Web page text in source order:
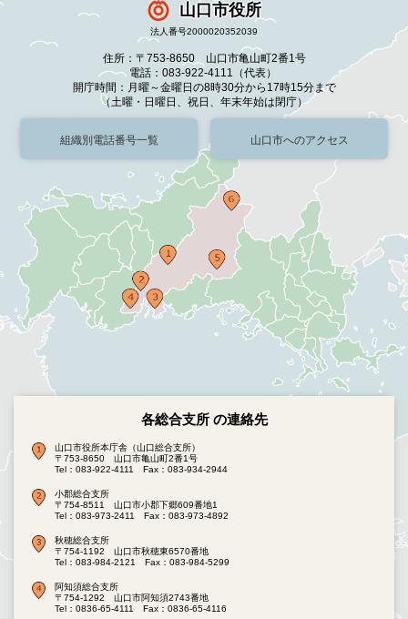
山口市役所
法人番号2000020352039
住所：〒753-8650 山口市亀山町2番1号
電話：083-922-4111（代表）
開庁時間：月曜～金曜日の8時30分から17時15分まで
（土曜・日曜日、祝日、年末年始は閉庁）
組織別電話番号一覧 山口市へのアクセス
各総合支所 の連絡先
山口市役所本庁舎（山口総合支所）
〒753-8650 山口市亀山町2番1号
Tel：083-922-4111
Fax：083-934-2944
小郡総合支所
〒754-8511 山口市小郡下郷609番地1
Tel：083-973-2411
Fax：083-973-4892
秋穂総合支所
〒754-1192 山口市秋穂東6570番地
Tel：083-984-2121
Fax：083-984-5299
阿知須総合支所
〒754-1292 山口市阿知須2743番地
Tel：0836-65-4111
Fax：0836-65-4116